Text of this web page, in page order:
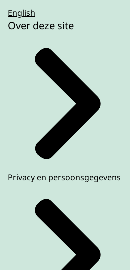
English
Over deze site
Privacy en persoonsgegevens